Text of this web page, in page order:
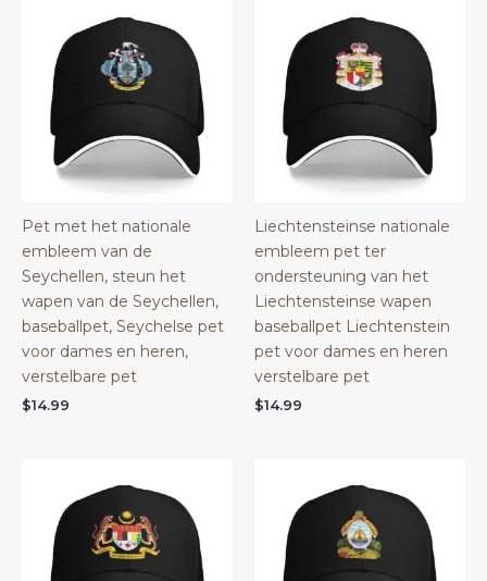
Pet met het nationale
embleem van de
Seychellen, steun het
wapen van de Seychellen,
baseballpet, Seychelse pet
voor dames en heren,
verstelbare pet
$14.99
Liechtensteinse nationale
embleem pet ter
ondersteuning van het
Liechtensteinse wapen
baseballpet Liechtenstein
pet voor dames en heren
verstelbare pet
$14.99